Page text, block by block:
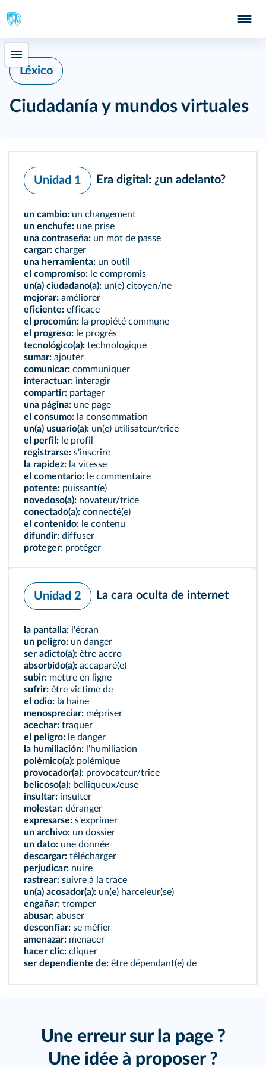
Léxico
Ciudadanía y mundos virtuales
Unidad 1 Era digital: ¿un adelanto?
un cambio: un changement
un enchufe: une prise
una contraseña: un mot de passe
cargar: charger
una herramienta: un outil
el compromiso: le compromis
un(a) ciudadano(a): un(e) citoyen/ne
mejorar: améliorer
eficiente: efficace
el procomún: la propiété commune
el progreso: le progrès
tecnológico(a): technologique
sumar: ajouter
comunicar: communiquer
interactuar: interagir
compartir: partager
una página: une page
el consumo: la consommation
un(a) usuario(a): un(e) utilisateur/trice
el perfil: le profil
registrarse: s'inscrire
la rapidez: la vitesse
el comentario: le commentaire
potente: puissant(e)
novedoso(a): novateur/trice
conectado(a): connecté(e)
el contenido: le contenu
difundir: diffuser
proteger: protéger
Unidad 2 La cara oculta de internet
la pantalla: l'écran
un peligro: un danger
ser adicto(a): être accro
absorbido(a): accaparé(e)
subir: mettre en ligne
sufrir: être victime de
el odio: la haine
menospreciar: mépriser
acechar: traquer
el peligro: le danger
la humillación: l'humiliation
polémico(a): polémique
provocador(a): provocateur/trice
belicoso(a): belliqueux/euse
insultar: insulter
molestar: déranger
expresarse: s'exprimer
un archivo: un dossier
un dato: une donnée
descargar: télécharger
perjudicar: nuire
rastrear: suivre à la trace
un(a) acosador(a): un(e) harceleur(se)
engañar: tromper
abusar: abuser
desconfiar: se méfier
amenazar: menacer
hacer clic: cliquer
ser dependiente de: être dépendant(e) de
Une erreur sur la page ?
Une idée à proposer ?